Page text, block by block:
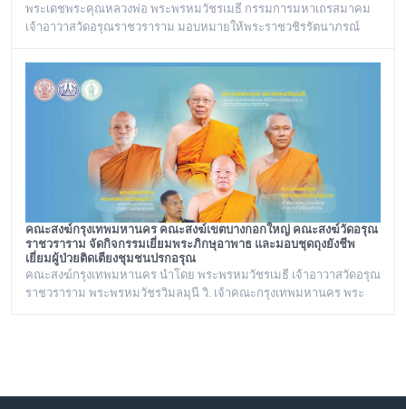
พระเดชพระคุณหลวงพ่อ พระพรหมวัชรเมธี กรรมการมหาเถรสมาคม
เจ้าอาวาสวัดอรุณราชวราราม มอบหมายให้พระราชวชิรรัตนาภรณ์
รัฐมนตรี เรื่องเสนอพระปรางค์เป็นมรดกโลก ณ ทำเนียบรัฐบาล
คณะสงฆ์กรุงเทพมหานคร คณะสงฆ์เขตบางกอกใหญ่ คณะสงฆ์วัดอรุณ
ราชวราราม จัดกิจกรรมเยี่ยมพระภิกษุอาพาธ และมอบชุดถุงยังชีพ
เยี่ยมผู้ป่วยติดเตียงชุมชนปรกอรุณ
คณะสงฆ์กรุงเทพมหานคร นำโดย พระพรหมวัชรเมธี เจ้าอาวาสวัดอรุณ
ราชวราราม พระพรหมวัชรวิมลมุนี วิ. เจ้าคณะกรุงเทพมหานคร พระ